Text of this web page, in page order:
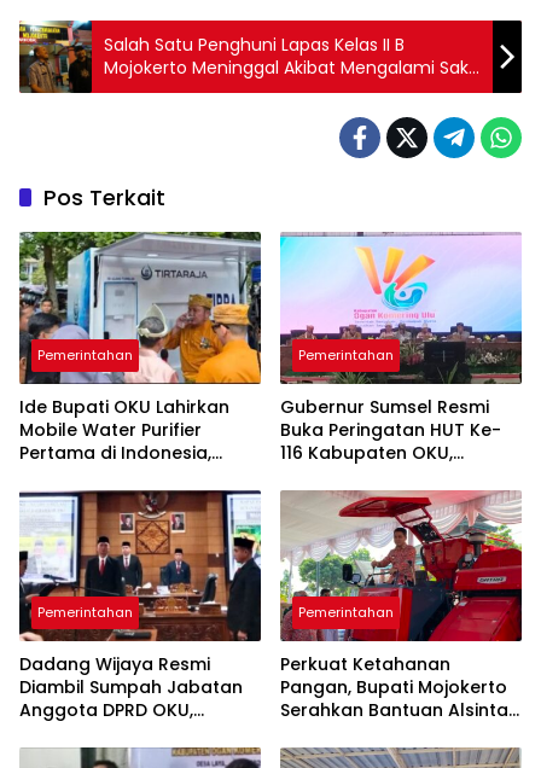
Salah Satu Penghuni Lapas Kelas II B
Mojokerto Meninggal Akibat Mengalami Sakit
Pada Ulu Hati
Pos Terkait
Pemerintahan
Ide Bupati OKU Lahirkan
Mobile Water Purifier
Pertama di Indonesia,
TIRRA DRINK pada HUT Ke-
116 OKU
Pemerintahan
Gubernur Sumsel Resmi
Buka Peringatan HUT Ke-
116 Kabupaten OKU,
Gaungkan Optimisme
Pembangunan
Pemerintahan
Dadang Wijaya Resmi
Diambil Sumpah Jabatan
Anggota DPRD OKU,
Pemerintahan
Perkuat Ketahanan
Pangan, Bupati Mojokerto
Serahkan Bantuan Alsintan